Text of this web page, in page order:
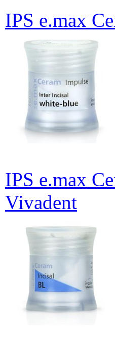
IPS e.max
IPS e.max
Vivadent